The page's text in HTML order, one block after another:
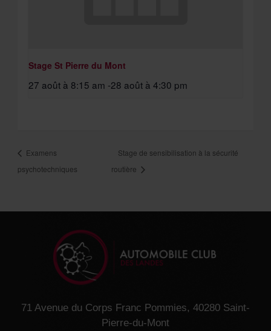
Stage St Pierre du Mont
27 août à 8:15 am -28 août à 4:30 pm
Examens
psychotechniques
Stage de sensibilisation à la sécurité
routière
71 Avenue du Corps Franc Pommies, 40280 Saint-
Pierre-du-Mont